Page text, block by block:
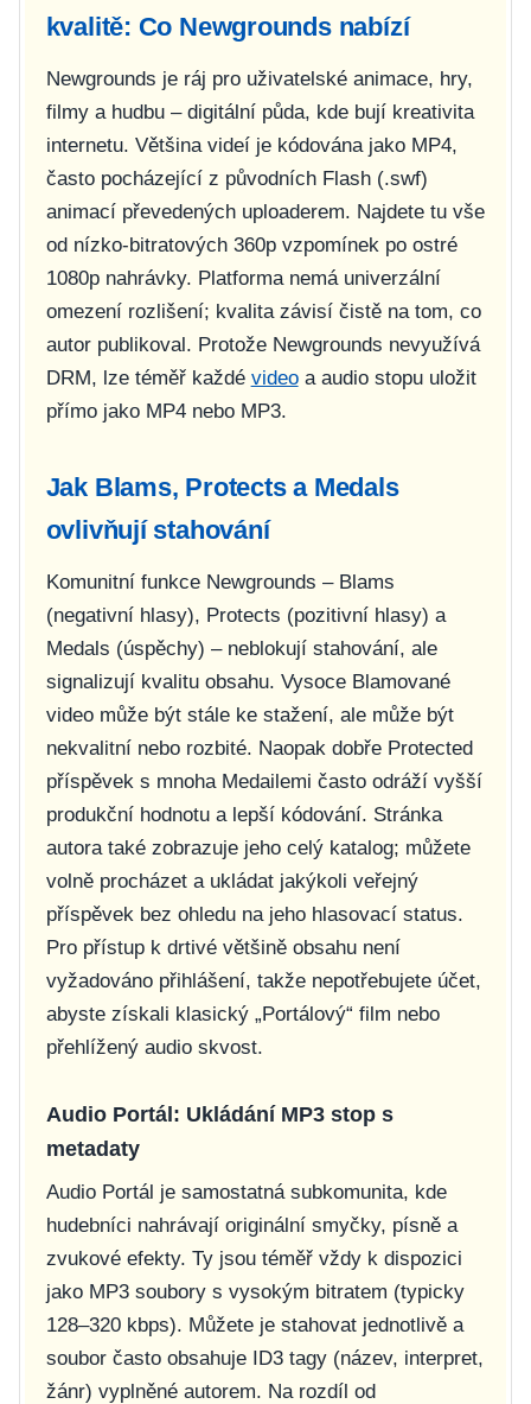
kvalitě: Co Newgrounds nabízí
Newgrounds je ráj pro uživatelské animace, hry,
filmy a hudbu – digitální půda, kde bují kreativita
internetu. Většina videí je kódována jako MP4,
často pocházející z původních Flash (.swf)
animací převedených uploaderem. Najdete tu vše
od nízko-bitratových 360p vzpomínek po ostré
1080p nahrávky. Platforma nemá univerzální
omezení rozlišení; kvalita závisí čistě na tom, co
autor publikoval. Protože Newgrounds nevyužívá
DRM, lze téměř každé videoa audio stopu uložit
přímo jako MP4 nebo MP3.
Jak Blams, Protects a Medals
ovlivňují stahování
Komunitní funkce Newgrounds – Blams
(negativní hlasy), Protects (pozitivní hlasy) a
Medals (úspěchy) – neblokují stahování, ale
signalizují kvalitu obsahu. Vysoce Blamované
video může být stále ke stažení, ale může být
nekvalitní nebo rozbité. Naopak dobře Protected
příspěvek s mnoha Medailemi často odráží vyšší
produkční hodnotu a lepší kódování. Stránka
autora také zobrazuje jeho celý katalog; můžete
volně procházet a ukládat jakýkoli veřejný
příspěvek bez ohledu na jeho hlasovací status.
Pro přístup k drtivé většině obsahu není
vyžadováno přihlášení, takže nepotřebujete účet,
abyste získali klasický „Portálový“ film nebo
přehlížený audio skvost.
Audio Portál: Ukládání MP3 stop s
metadaty
Audio Portál je samostatná subkomunita, kde
hudebníci nahrávají originální smyčky, písně a
zvukové efekty. Ty jsou téměř vždy k dispozici
jako MP3 soubory s vysokým bitratem (typicky
128–320 kbps). Můžete je stahovat jednotlivě a
soubor často obsahuje ID3 tagy (název, interpret,
žánr) vyplněné autorem. Na rozdíl od